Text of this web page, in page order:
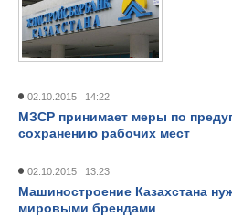
02.10.2015 14:22
МЗСР принимает меры по
сохранению рабочих мест
02.10.2015 13:23
Машиностроение Казахстана
мировыми брендами